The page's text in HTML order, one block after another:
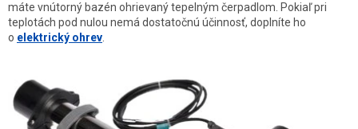
máte vnútorný bazén ohrievaný tepelným čerpadlom. Pokiaľ pri
teplotách pod nulou nemá dostatočnú účinnosť, doplníte ho
o elektrický ohrev.